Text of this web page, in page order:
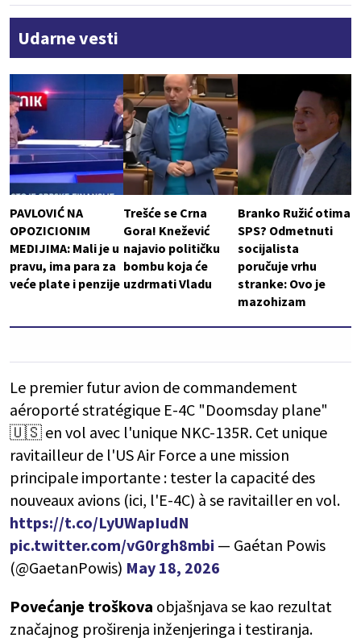
Udarne vesti
PAVLOVIĆ NA
OPOZICIONIM
MEDIJIMA: Mali je u
pravu, ima para za
veće plate i penzije
Trešće se Crna
Gora! Knežević
najavio političku
bombu koja će
uzdrmati Vladu
Branko Ružić otima
SPS? Odmetnuti
socijalista
poručuje vrhu
stranke: Ovo je
mazohizam
Le premier futur avion de commandement
aéroporté stratégique E-4C "Doomsday plane"
🇺🇸 en vol avec l'unique NKC-135R. Cet unique
ravitailleur de l'US Air Force a une mission
principale importante : tester la capacité des
nouveaux avions (ici, l'E-4C) à se ravitailler en vol.
https://t.co/LyUWapIudN
pic.twitter.com/vG0rgh8mbi — Gaétan Powis
(@GaetanPowis) May 18, 2026
Povećanje troškova objašnjava se kao rezultat
značajnog proširenja inženjeringa i testiranja.